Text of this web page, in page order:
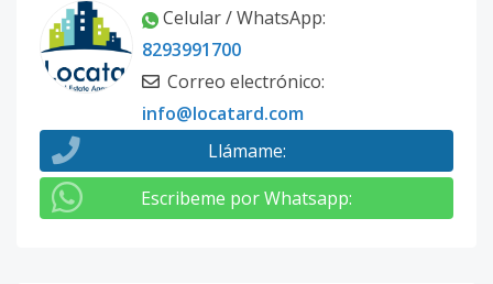
Celular / WhatsApp:
8293991700
Correo electrónico:
info@locatard.com
Llámame:
Escribeme por Whatsapp: